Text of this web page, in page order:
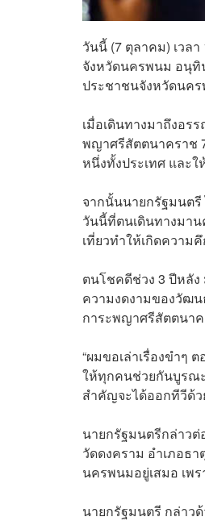
วันนี้ (7 ตุลาคม) เวล
จังหวัดนครพนม อนุทิ
ประชาชนจังหวัดนค
เมื่อเดินทางมาถึงอ
พญาศรีสัตตนาคราช
หนึ่งทั้งประเทศ และ
จากนั้นนายกรัฐมนต
วันนี้ที่ตนเดินทางมา
เที่ยวทำให้เกิดความ
ตนโชคดีช่วง 3 ปีหลั
ความงดงามของวัฒ
การะพญาศรีสัตตนาค
“ผมขอเล่าเรื่องขำๆ
ให้ทุกคนช่วยกันบูรณ
สำคัญจะได้ออกทีวีด้ว
นายกรัฐมนตรีกล่าว
วัดดงคราม อำเภอธ
นครพนมอยู่เสมอ เพ
นายกรัฐมนตรี กล่าว